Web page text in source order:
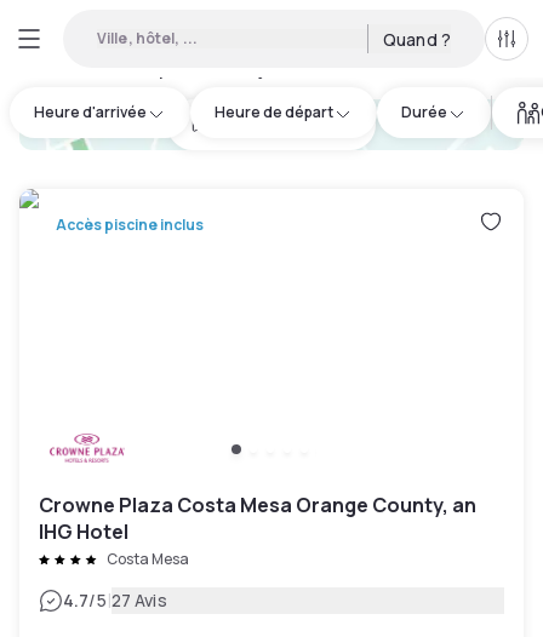
Ville, hôtel, ... Quand ?
Heure d'arrivée Heure de départ Durée
hotel.cta.view_map
Accès piscine inclus
Crowne Plaza Costa Mesa Orange County, an
IHG Hotel
Costa Mesa
4.7/5|27 Avis